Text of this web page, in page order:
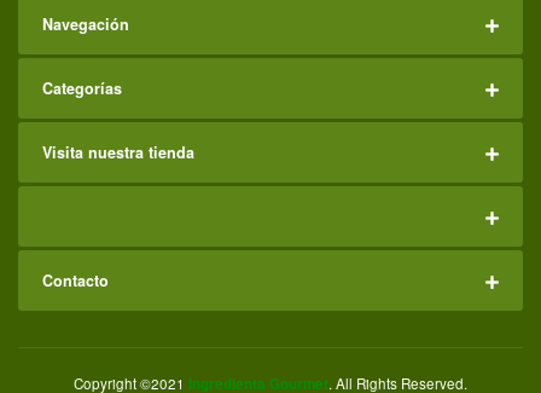
Navegación
Categorías
Visita nuestra tienda
Contacto
Copyright ©2021 Ingredienta Gourmet. All Rights Reserved.